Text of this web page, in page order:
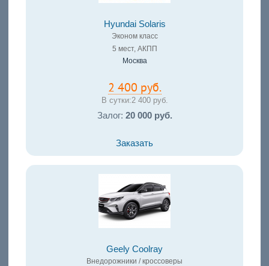
Hyundai Solaris
Эконом класс
5 мест, АКПП
Москва
2 400 руб.
В сутки:2 400 руб.
Залог: 20 000 руб.
Заказать
Geely Coolray
Внедорожники / кроссоверы